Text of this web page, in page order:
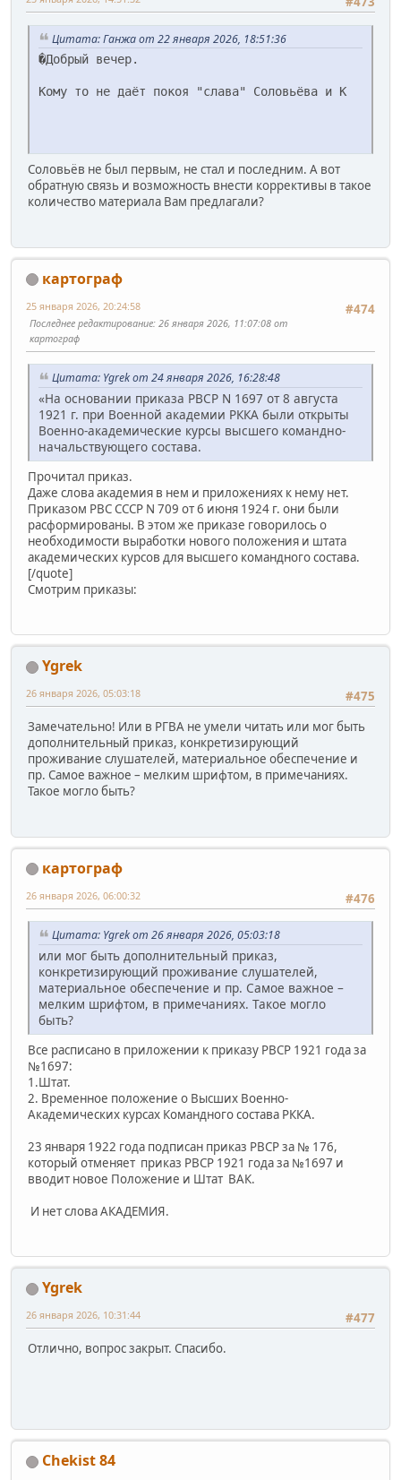
Цитата: Ганжа от 22 января 2026, 18:51:36
�Добрый вечер.
Кому то не даёт покоя "слава" Соловьёва и К
Соловьёв не был первым, не стал и последним. А вот
обратную связь и возможность внести коррективы в такое
количество материала Вам предлагали?
картограф
#474
25 января 2026, 20:24:58
Последнее редактирование: 26 января 2026, 11:07:08 от
картограф
Цитата: Ygrek от 24 января 2026, 16:28:48
«На основании приказа РВСР N 1697 от 8 августа
1921 г. при Военной академии РККА были открыты
Военно-академические курсы высшего командно-
начальствующего состава.
Прочитал приказ.
Даже слова академия в нем и приложениях к нему нет.
Приказом РВС СССР N 709 от 6 июня 1924 г. они были
расформированы. В этом же приказе говорилось о
необходимости выработки нового положения и штата
академических курсов для высшего командного состава.
[/quote]
Смотрим приказы:
Ygrek
#475
26 января 2026, 05:03:18
Замечательно! Или в РГВА не умели читать или мог быть
дополнительный приказ, конкретизирующий
проживание слушателей, материальное обеспечение и
пр. Самое важное – мелким шрифтом, в примечаниях.
Такое могло быть?
картограф
#476
26 января 2026, 06:00:32
Цитата: Ygrek от 26 января 2026, 05:03:18
или мог быть дополнительный приказ,
конкретизирующий проживание слушателей,
материальное обеспечение и пр. Самое важное –
мелким шрифтом, в примечаниях. Такое могло
быть?
Все расписано в приложении к приказу РВСР 1921 года за
№1697:
1.Штат.
2. Временное положение о Высших Военно-
Академических курсах Командного состава РККА.
23 января 1922 года подписан приказ РВСР за № 176,
который отменяет приказ РВСР 1921 года за №1697 и
вводит новое Положение и Штат ВАК.
И нет слова АКАДЕМИЯ.
Ygrek
#477
26 января 2026, 10:31:44
Отлично, вопрос закрыт. Спасибо.
Chekist 84